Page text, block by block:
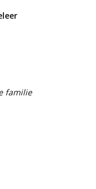
familie